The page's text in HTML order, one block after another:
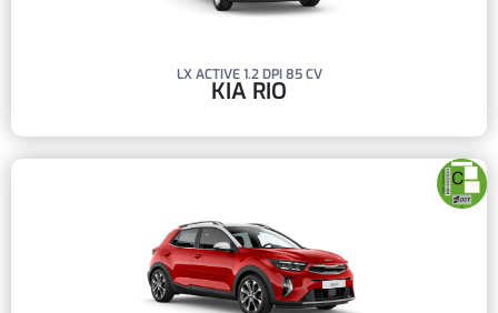
LX ACTIVE 1.2 DPI 85 CV
KIA RIO